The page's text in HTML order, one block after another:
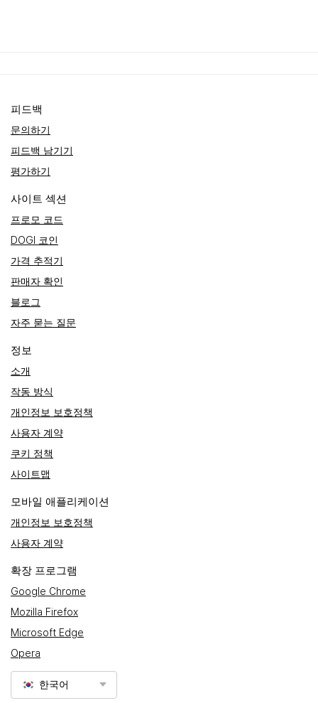
피드백
문의하기
피드백 남기기
평가하기
사이트 섹션
프로모 코드
DOGI 코인
가격 추적기
판매자 확인
블로그
자주 묻는 질문
정보
소개
작동 방식
개인정보 보호정책
사용자 계약
쿠키 정책
사이트맵
모바일 애플리케이션
개인정보 보호정책
사용자 계약
확장 프로그램
Google Chrome
Mozilla Firefox
Microsoft Edge
Opera
한국어